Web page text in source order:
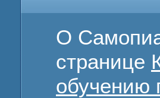
О
странице
обучению